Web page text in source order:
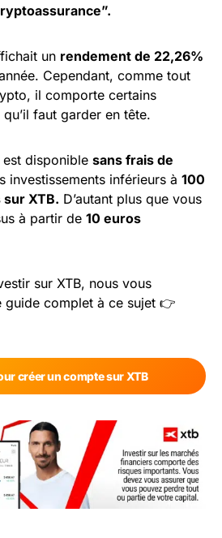
un rendement de 22,26%
Cependant, comme tout
il comporte certains
qu’il faut garder en tête.
est disponible sans frais de
investissements inférieurs à 100
sur XTB. D’autant plus que vous
à partir de 10 euros
sur XTB, nous vous
guide complet à ce sujet 👉
créer un compte sur XTB